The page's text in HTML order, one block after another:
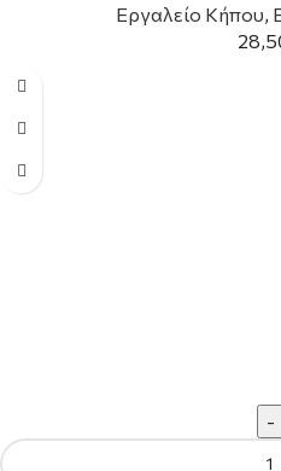
Εργαλείο Κήπου,